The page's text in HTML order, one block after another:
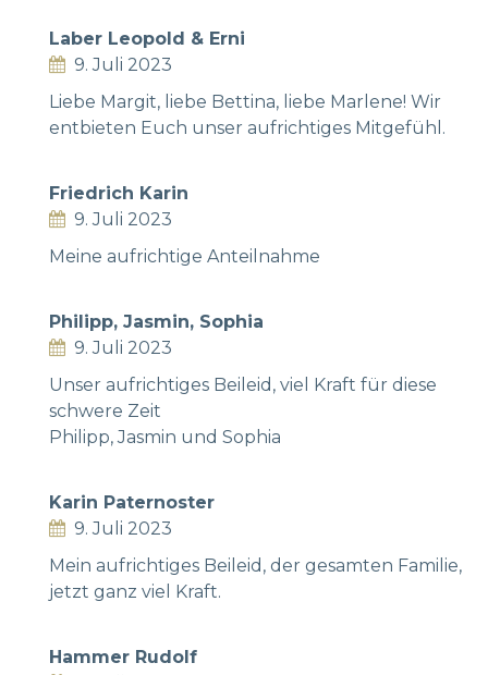
Laber Leopold & Erni
9. Juli 2023
Liebe Margit, liebe Bettina, liebe Marlene! Wir
entbieten Euch unser aufrichtiges Mitgefühl.
Friedrich Karin
9. Juli 2023
Meine aufrichtige Anteilnahme
Philipp, Jasmin, Sophia
9. Juli 2023
Unser aufrichtiges Beileid, viel Kraft für diese
schwere Zeit
Philipp, Jasmin und Sophia
Karin Paternoster
9. Juli 2023
Mein aufrichtiges Beileid, der gesamten Familie,
jetzt ganz viel Kraft.
Hammer Rudolf